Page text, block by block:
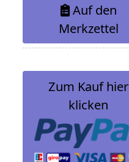
Auf den
Merkzettel
Zum Kauf hier
klicken